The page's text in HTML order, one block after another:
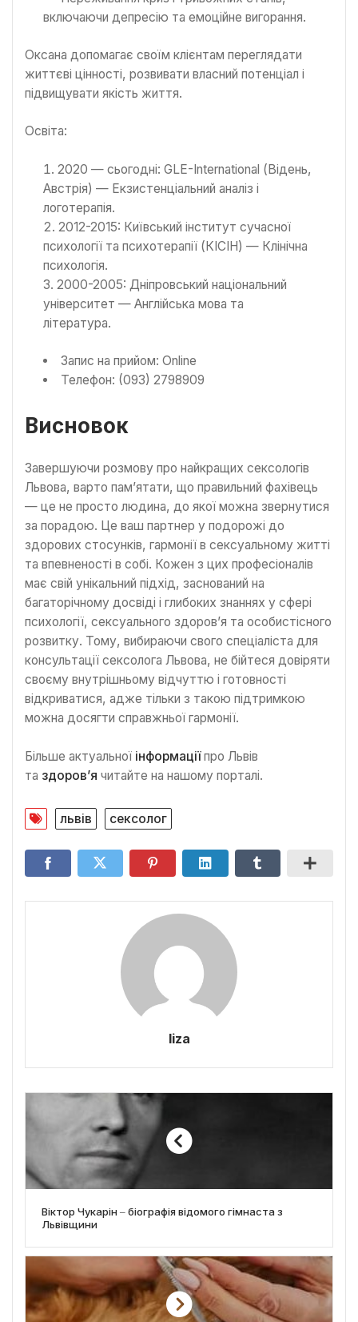
включаючи депресію та емоційне вигорання.
Оксана допомагає своїм клієнтам переглядати
життєві цінності, розвивати власний потенціал і
підвищувати якість життя.
Освіта:
2020 — сьогодні: GLE-International (Відень,
Австрія) — Екзистенціальний аналіз і
логотерапія.
2012-2015: Київський інститут сучасної
психології та психотерапії (КІСІН) — Клінічна
психологія.
2000-2005: Дніпровський національний
університет — Англійська мова та
література.
Запис на прийом: Online
Телефон: (093) 2798909
Висновок
Завершуючи розмову про найкращих сексологів
Львова, варто пам’ятати, що правильний фахівець
— це не просто людина, до якої можна звернутися
за порадою. Це ваш партнер у подорожі до
здорових стосунків, гармонії в сексуальному житті
та впевненості в собі. Кожен з цих професіоналів
має свій унікальний підхід, заснований на
багаторічному досвіді і глибоких знаннях у сфері
психології, сексуального здоров’я та особистісного
розвитку. Тому, вибираючи свого спеціаліста для
консультації сексолога Львова, не бійтеся довіряти
своєму внутрішньому відчуттю і готовності
відкриватися, адже тільки з такою підтримкою
можна досягти справжньої гармонії.
Більше актуальної інформаціїпро Львів
та здоров’я читайте на нашому порталі.
львів сексолог
liza
Віктор Чукарін ‒ біографія відомого гімнаста з
Львівщини